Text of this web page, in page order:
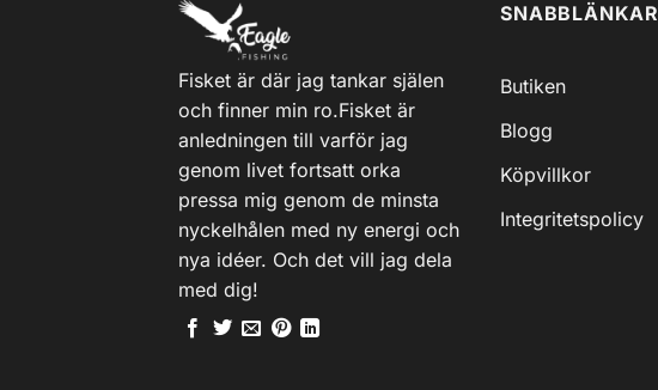
Fisket är där jag tankar själen
och finner min ro.Fisket är
anledningen till varför jag
genom livet fortsatt orka
pressa mig genom de minsta
nyckelhålen med ny energi och
nya idéer. Och det vill jag dela
med dig!
SNABBLÄNKAR
Butiken
Blogg
Köpvillkor
Integritetspolicy